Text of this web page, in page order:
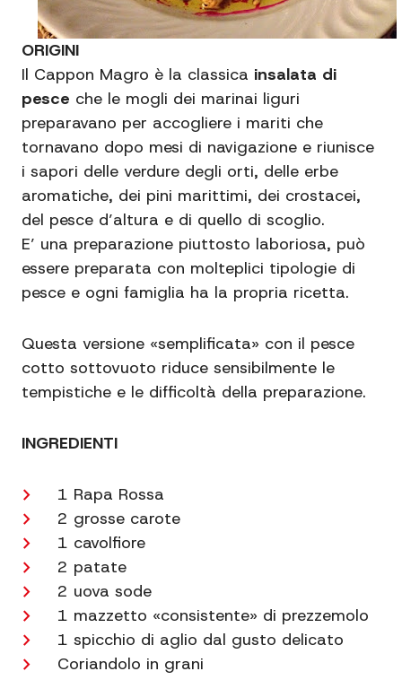
ORIGINI
Il Cappon Magro è la classica insalata di
pesce che le mogli dei marinai liguri
preparavano per accogliere i mariti che
tornavano dopo mesi di navigazione e riunisce
i sapori delle verdure degli orti, delle erbe
aromatiche, dei pini marittimi, dei crostacei,
del pesce d’altura e di quello di scoglio.
E’ una preparazione piuttosto laboriosa, può
essere preparata con molteplici tipologie di
pesce e ogni famiglia ha la propria ricetta.
Questa versione «semplificata» con il pesce
cotto sottovuoto riduce sensibilmente le
tempistiche e le difficoltà della preparazione.
INGREDIENTI
1 Rapa Rossa
2 grosse carote
1 cavolfiore
2 patate
2 uova sode
1 mazzetto «consistente» di prezzemolo
1 spicchio di aglio dal gusto delicato
Coriandolo in grani